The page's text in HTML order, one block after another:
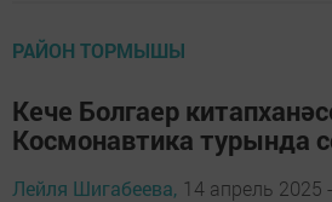
РАЙОН ТОРМЫШЫ
Кече Болгаер
Космонавтика турында
Лейля Шигабеева, 14 апрель 2025